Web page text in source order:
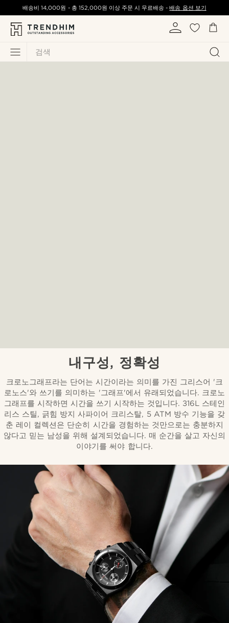
검색
배송비14,000원 - 총 152,000원 이상 주문 시 무료배송 -배송 옵션 보기
내구성, 정확성
크로노그래프라는 단어는 시간이라는 의미를 가진 그리스어 '크
로노스'와 쓰기를 의미하는 '그래프'에서 유래되었습니다. 크로노
그래프를 시작하면 시간을 쓰기 시작하는 것입니다. 316L 스테인
리스 스틸, 긁힘 방지 사파이어 크리스탈, 5 ATM 방수 기능을 갖
춘 레이 컬렉션은 단순히 시간을 경험하는 것만으로는 충분하지
않다고 믿는 남성을 위해 설계되었습니다. 매 순간을 살고 자신의
이야기를 써야 합니다.